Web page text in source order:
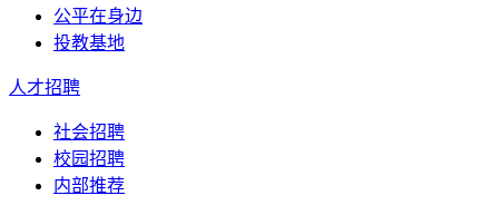
公平在身边
投教基地
人才招聘
社会招聘
校园招聘
内部推荐